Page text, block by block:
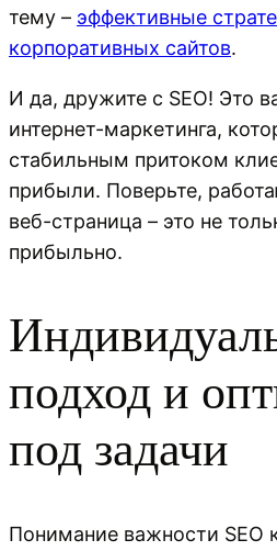
тему – эффективные
корпоративных сайтов.
И да, дружите с SEO! Это
интернет-маркетинга,
стабильным притоком
прибыли. Поверьте,
веб-страница – это не
прибыльно.
подход и
под задачи
Понимание важности SEO